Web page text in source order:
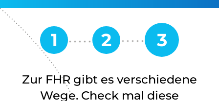
Zur FHR gibt es verschiedene
Wege. Check mal diese